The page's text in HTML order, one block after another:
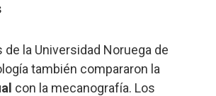
la Universidad Noruega de
también compararon la
con la mecanografía. Los